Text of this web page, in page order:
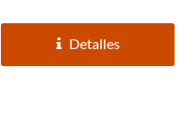
Detalles